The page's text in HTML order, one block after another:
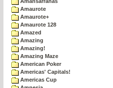
Amaurote
Amaurote+
Amaurote 128
Amazed
Amazing
Amazing!
Amazing Maze
American Poker
Americas' Capitals!
Americas Cup